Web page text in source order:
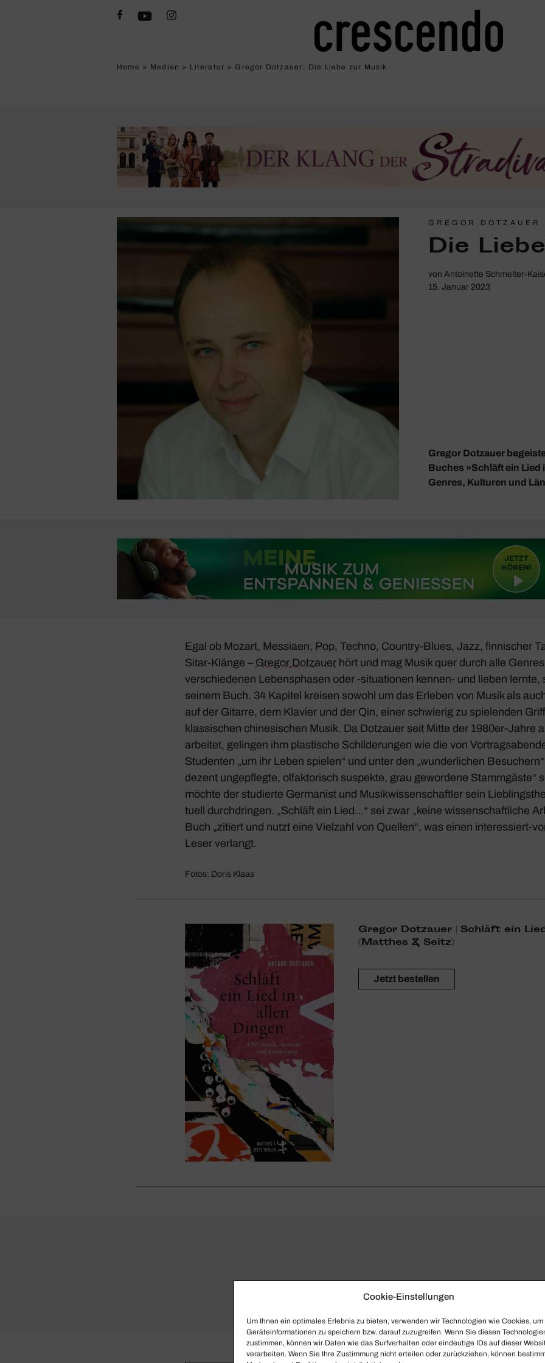
Cookie-Einstellungen
Um Ihnen ein optimales Erlebnis zu bieten, verwenden wir Technologien wie Cookies, um
Geräteinformationen zu speichern bzw. darauf zuzugreifen. Wenn Sie diesen
zustimmen, können wir Daten wie das Surfverhalten oder eindeutige IDs auf dieser
verarbeiten. Wenn Sie Ihre Zustimmung nicht erteilen oder zurückziehen, können
Home > Medien > Literatur > Gregor Dotzauer: Die Liebe zur Musik
GREGOR DOTZAUER
Die
von Antoinette Schmelter-
15. Januar 2023
Gregor Dotzauer
Buches »Schläft ein Lied
Genres, Kulturen und
Egal ob Mozart, Messiaen, Pop, Techno, Country-Blues, Jazz, finni­scher
Sitar-Klänge – Gregor Dotz­auer hört und mag Musik quer durch alle
verschie­denen Lebens­phasen oder ‑situa­tionen kennen- und lieben lernte,
seinem Buch. 34 Kapitel kreisen sowohl um das Erleben von Musik als
auf der Gitarre, dem Klavier und der Qin, einer schwierig zu spie­lenden
klas­si­schen chine­si­schen Musik. Da Dotz­auer seit Mitte der 1980er-Jahre
arbeitet, gelingen ihm plas­ti­sche Schil­de­rungen wie die von
Studenten „um ihr Leben spielen“ und unter den „wunder­li­chen
dezent unge­pflegte, olfak­to­risch suspekte, grau gewor­dene Stamm­gäste“
möchte der studierte Germa­nist und Musik­wis­sen­schaftler sein
tuell durch­dringen. „Schläft ein Lied…“ sei zwar „keine wissen­schaft­liche
Buch „zitiert und nutzt eine Viel­zahl von Quellen“, was einen inter­es­siert-
Leser verlangt.
Fotos: Doris Klaas
Gregor Dotz­auer | Schläft ein
(Matthes & Seitz)
Jetzt bestellen